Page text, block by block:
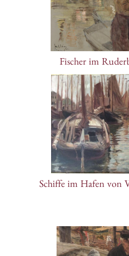
Fischer im
Schiffe im Hafen von